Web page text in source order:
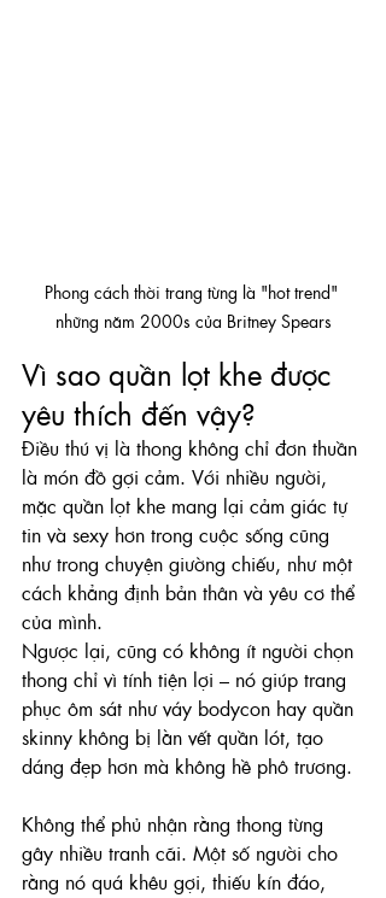
Phong cách thời trang từng là "hot trend"
những năm 2000s của Britney Spears
Vì sao quần lọt khe được
yêu thích đến vậy?
Điều thú vị là thong không chỉ đơn thuần
là món đồ gợi cảm. Với nhiều người,
mặc quần lọt khe mang lại cảm giác tự
tin và sexy hơn trong cuộc sống cũng
như trong chuyện giường chiếu, như một
cách khẳng định bản thân và yêu cơ thể
của mình.
Ngược lại, cũng có không ít người chọn
thong chỉ vì tính tiện lợi – nó giúp trang
phục ôm sát như váy bodycon hay quần
skinny không bị lằn vết quần lót, tạo
dáng đẹp hơn mà không hề phô trương.
Không thể phủ nhận rằng thong từng
gây nhiều tranh cãi. Một số người cho
rằng nó quá khêu gợi, thiếu kín đáo,